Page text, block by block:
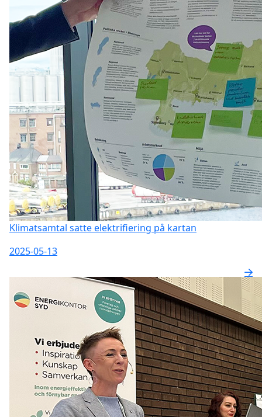
Klimatsamtal satte elektrifiering på kartan
2025-05-13